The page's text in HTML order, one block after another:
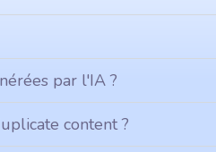
par l'IA ?
content ?